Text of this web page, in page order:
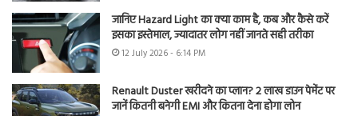
जानिए Hazard Light का क्या काम है, कब और कैसे करें
इसका इस्तेमाल, ज्यादातर लोग नहीं जानते सही तरीका
12 July 2026 - 6:14 PM
Renault Duster खरीदने का प्लान? 2 लाख डाउन पेमेंट पर
जानें कितनी बनेगी EMI और कितना देना होगा लोन